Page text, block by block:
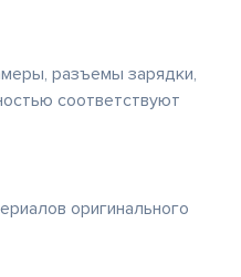
разъемы зарядки,
соответствуют
оригинального